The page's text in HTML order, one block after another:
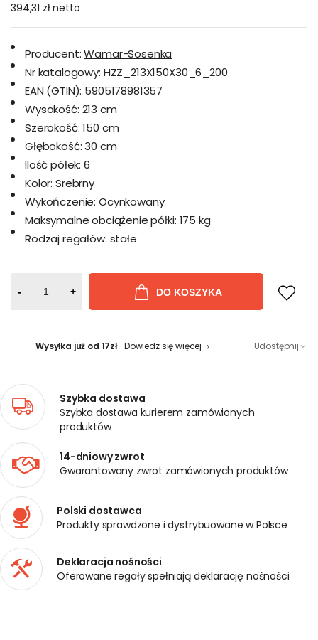
394,31 złnetto
Producent: Wamar-Sosenka
Nr katalogowy: HZZ_213X150X30_6_200
EAN (GTIN): 5905178981357
Wysokość: 213 cm
Szerokość: 150 cm
Głębokość: 30 cm
Ilość półek: 6
Kolor: Srebrny
Wykończenie: Ocynkowany
Maksymalne obciążenie półki: 175 kg
Rodzaj regałów: stałe
- + DO KOSZYKA
Wysyłka już od 17zł Dowiedz się więcej Udostępnij
Szybka dostawa
Szybka dostawa kurierem zamówionych
produktów
14-dniowy zwrot
Gwarantowany zwrot zamówionych produktów
Polski dostawca
Produkty sprawdzone i dystrybuowane w Polsce
Deklaracja nośności
Oferowane regały spełniają deklarację nośności